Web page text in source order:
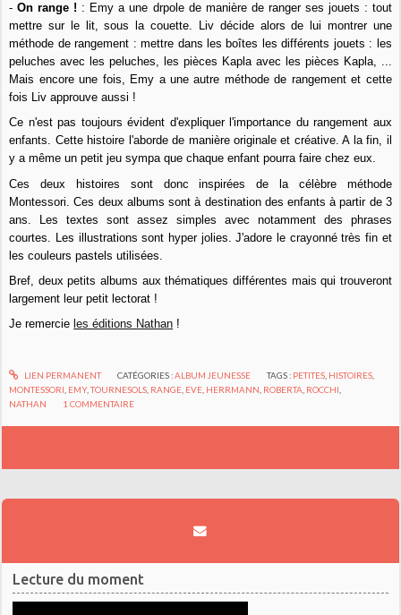
-On range ! : Emy a une drpole de manière de ranger ses jouets : tout
mettre sur le lit, sous la couette. Liv décide alors de lui montrer une
méthode de rangement : mettre dans les boîtes les différents jouets : les
peluches avec les peluches, les pièces Kapla avec les pièces Kapla, ...
Mais encore une fois, Emy a une autre méthode de rangement et cette
fois Liv approuve aussi !
Ce n'est pas toujours évident d'expliquer l'importance du rangement aux
enfants. Cette histoire l'aborde de manière originale et créative. A la fin, il
y a même un petit jeu sympa que chaque enfant pourra faire chez eux.
Ces deux histoires sont donc inspirées de la célèbre méthode
Montessori. Ces deux albums sont à destination des enfants à partir de 3
ans. Les textes sont assez simples avec notamment des phrases
courtes. Les illustrations sont hyper jolies. J'adore le crayonné très fin et
les couleurs pastels utilisées.
Bref, deux petits albums aux thématiques différentes mais qui trouveront
largement leur petit lectorat !
Je remercie les éditions Nathan !
LIEN PERMANENT CATÉGORIES :ALBUM JEUNESSE TAGS : PETITES, HISTOIRES,
MONTESSORI, EMY,TOURNESOLS, RANGE, EVE, HERRMANN, ROBERTA, ROCCHI,
NATHAN
1COMMENTAIRE
Lecture du moment